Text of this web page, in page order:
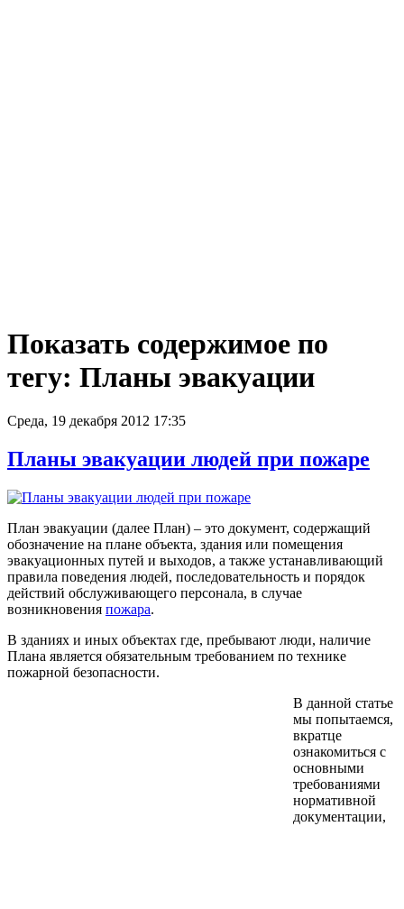
Показать содержимое по
тегу: Планы эвакуации
Среда, 19 декабря 2012 17:35
Планы эвакуации людей при пожаре
План эвакуации (далее План) – это документ, содержащий
обозначение на плане объекта, здания или помещения
эвакуационных путей и выходов, а также устанавливающий
правила поведения людей, последовательность и порядок
действий обслуживающего персонала, в случае
возникновения пожара.
В зданиях и иных объектах где, пребывают люди, наличие
Плана является обязательным требованием по технике
пожарной безопасности.
В данной статье
мы попытаемся,
вкратце
ознакомиться с
основными
требованиями
нормативной
документации,